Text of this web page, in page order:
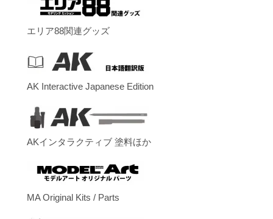
エリア88関連グッズ
AK Interactive Japanese Edition
AKインタラクティブ 塗料ほか
MA Original Kits / Parts